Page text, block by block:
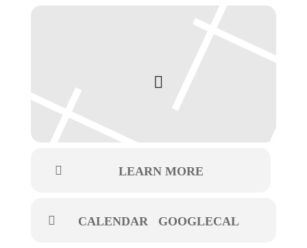
LEARN MORE
CALENDAR GOOGLECAL